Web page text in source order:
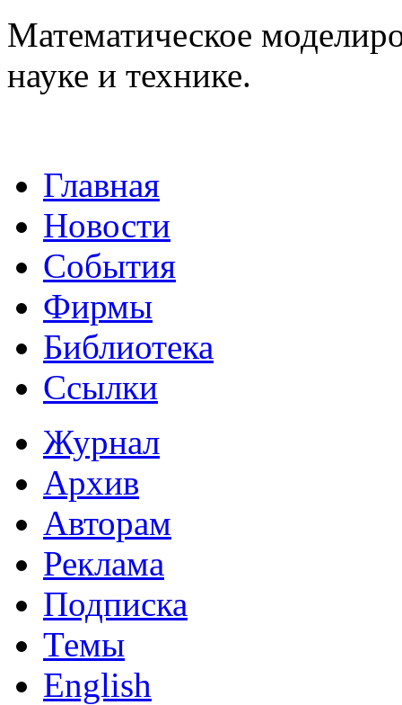
Математическое
науке и технике.
Главная
Новости
События
Фирмы
Библиотека
Ссылки
Журнал
Архив
Авторам
Реклама
Подписка
Темы
English